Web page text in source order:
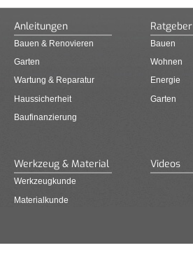
Anleitungen
Bauen & Renovieren
Garten
Wartung & Reparatur
Haussicherheit
Baufinanzierung
Ratgeber
Bauen
Wohnen
Energie
Garten
Werkzeug & Material
Werkzeugkunde
Materialkunde
Videos